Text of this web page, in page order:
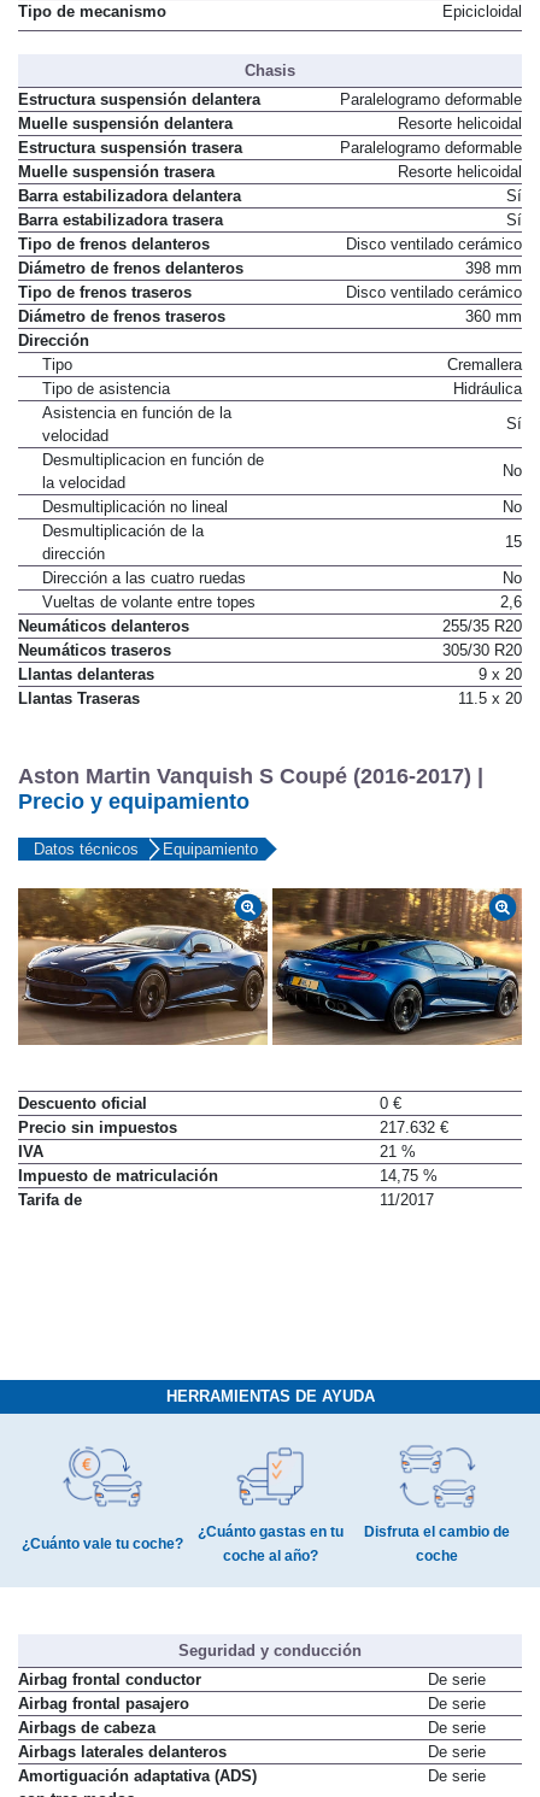
Tipo de mecanismo
Epicicloidal
Chasis
Estructura suspensión delantera
Paralelogramo deformable
Muelle suspensión delantera
Resorte helicoidal
Estructura suspensión trasera
Paralelogramo deformable
Muelle suspensión trasera
Resorte helicoidal
Barra estabilizadora delantera
Sí
Barra estabilizadora trasera
Sí
Tipo de frenos delanteros
Disco ventilado cerámico
Diámetro de frenos delanteros
398 mm
Tipo de frenos traseros
Disco ventilado cerámico
Diámetro de frenos traseros
360 mm
Dirección
Tipo
Cremallera
Tipo de asistencia
Hidráulica
Asistencia en función de la
velocidad
Sí
Desmultiplicacion en función de
la velocidad
No
Desmultiplicación no lineal
No
Desmultiplicación de la
dirección
15
Dirección a las cuatro ruedas
No
Vueltas de volante entre topes
2,6
Neumáticos delanteros
255/35 R20
Neumáticos traseros
305/30 R20
Llantas delanteras
9 x 20
Llantas Traseras
11.5 x 20
Aston Martin Vanquish S Coupé (2016-2017) |
Precio y equipamiento
Datos técnicos Equipamiento
Descuento oficial
0 €
Precio sin impuestos
217.632 €
IVA
21 %
Impuesto de matriculación
14,75 %
Tarifa de
11/2017
HERRAMIENTAS DE AYUDA
¿Cuánto vale tu coche?
¿Cuánto gastas en tu
coche al año?
Disfruta el cambio de
coche
Seguridad y conducción
Airbag frontal conductor
De serie
Airbag frontal pasajero
De serie
Airbags de cabeza
De serie
Airbags laterales delanteros
De serie
Amortiguación adaptativa (ADS)
De serie